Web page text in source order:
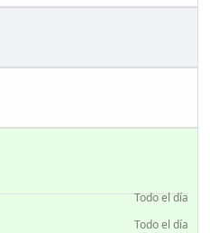
Todo el día
Todo el día